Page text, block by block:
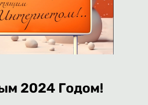
2024 Годом!